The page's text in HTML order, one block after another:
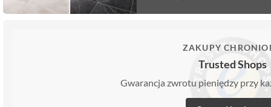
ZAKUPY
Trusted Shops
Gwarancja zwrotu pieniędzy przy